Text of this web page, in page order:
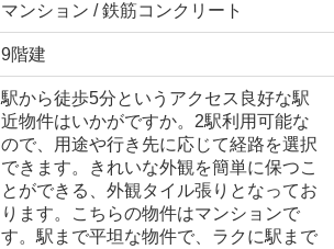
マンション / 鉄筋コンクリート
9階建
駅から徒歩5分というアクセス良好な駅
近物件はいかがですか。2駅利用可能な
ので、用途や行き先に応じて経路を選択
できます。きれいな外観を簡単に保つこ
とができる、外観タイル張りとなってお
ります。こちらの物件はマンションで
す。駅まで平坦な物件で、ラクに駅まで